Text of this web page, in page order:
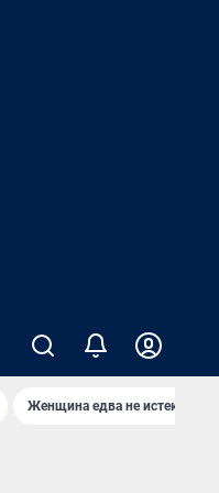
Женщина едва не истекла